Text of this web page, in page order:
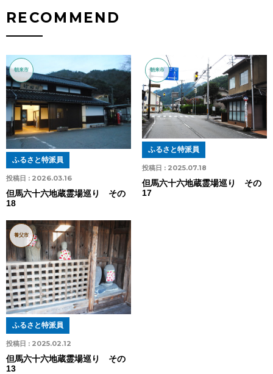
RECOMMEND
朝来市
投稿日 : 2026.03.16
ふるさと特派員
但馬六十六地蔵霊場巡り その
18
朝来市
投稿日 : 2025.07.18
ふるさと特派員
但馬六十六地蔵霊場巡り その
17
養父市
投稿日 : 2025.02.12
ふるさと特派員
但馬六十六地蔵霊場巡り その
13